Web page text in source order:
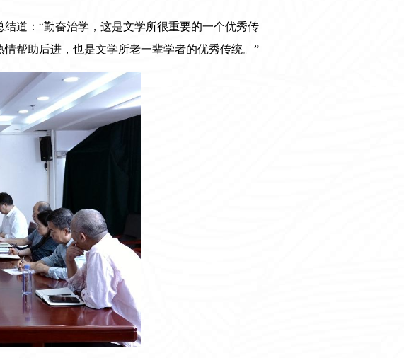
道：“勤奋治学，这是文学所很重要的一个优秀传
帮助后进，也是文学所老一辈学者的优秀传统。”